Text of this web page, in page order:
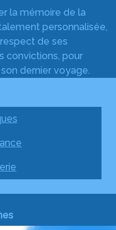
la mémoire de la
personnalisée,
de ses
convictions, pour
dernier voyage.